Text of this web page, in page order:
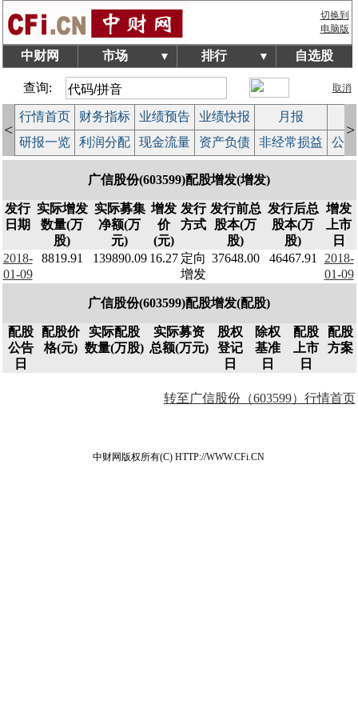
切换到
电脑版
中财网 市场 ▼ 排行 ▼ 自选股
查询: 取消
<
行情首页 财务指标 业绩预告 业绩快报 月报
研报一览
利润分配 现金流量 资产负债 非经常损益 公
>
广信股份(603599)配股增发(增发)
发行
日期
实际增发
数量(万
股)
实际募集
净额(万
元)
增发
价
(元)
发行
方式
发行前总
股本(万
股)
发行后总
股本(万
股)
增发
上市
日
2018-
01-09
8819.91 139890.09 16.27 定向
增发
37648.00 46467.91
2018-
01-09
广信股份(603599)配股增发(配股)
配股
公告
日
配股价
格(元)
实际配股
数量(万股)
实际募资
总额(万元)
股权
登记
日
除权
基准
日
配股
上市
日
配股
方案
转至广信股份（603599）行情首页
中财网版权所有(C) HTTP://WWW.CFi.CN